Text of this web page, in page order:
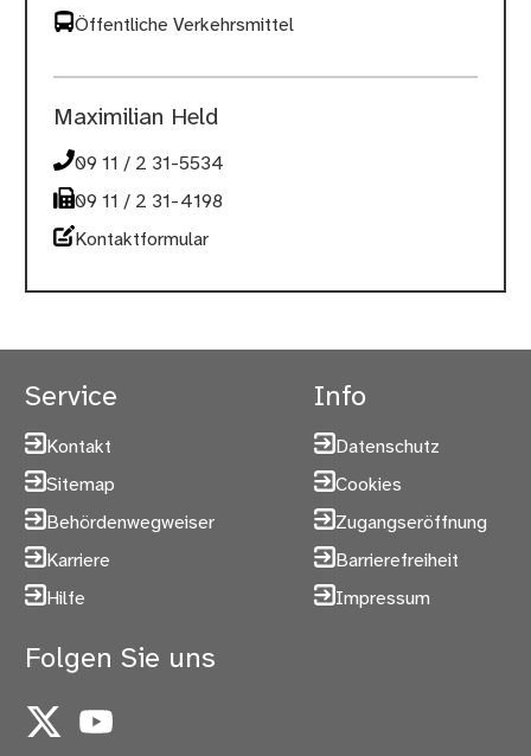
Öffentliche Verkehrsmittel
Maximilian Held
09 11 / 2 31-5534
09 11 / 2 31-4198
Kontaktformular
Service
Kontakt
Sitemap
Behördenwegweiser
Karriere
Hilfe
Info
Datenschutz
Cookies
Zugangseröffnung
Barrierefreiheit
Impressum
Folgen Sie uns
X YouTube